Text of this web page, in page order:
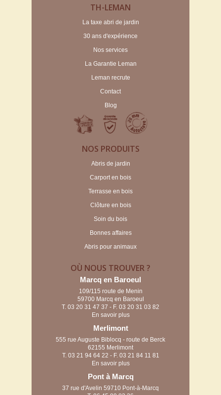
TH-LEMAN
La taxe abri de jardin
30 ans d'expérience
Nos services
La Garantie Leman
Leman recrute
Contact
Blog
NOS PRODUITS
Abris de jardin
Carport en bois
Terrasse en bois
Clôture en bois
Soin du bois
Bonnes affaires
Abris pour animaux
OÙ NOUS TROUVER ?
Marcq en Baroeul
109/115 route de Menin
59700 Marcq en Baroeul
T. 03 20 31 47 37 - F. 03 20 31 03 82
En savoir plus
Merlimont
555 rue Auguste Biblocq - route de Berck
62155 Merlimont
T. 03 21 94 64 22 - F. 03 21 84 11 81
En savoir plus
Pont à Marcq
37 rue d'Avelin 59710 Pont-à-Marcq